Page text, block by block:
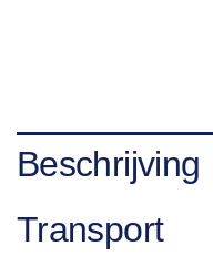
Beschrijving
Transport